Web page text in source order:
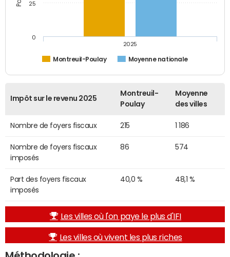
Montreuil-Poulay Moyenne nationale
2025
0
25
Impôt sur le revenu 2025
Montreuil-
Poulay
Moyenne
des villes
Nombre de foyers fiscaux 215 1 186
Nombre de foyers fiscaux
imposés
86 574
Part des foyers fiscaux
imposés
40,0 % 48,1 %
Les villes où l'on paye le plus d'IFI
Les villes où vivent les plus riches